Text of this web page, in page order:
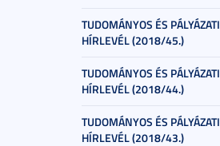
TUDOMÁNYOS ÉS PÁLYÁZATI
HÍRLEVÉL (2018/45.)
TUDOMÁNYOS ÉS PÁLYÁZATI
HÍRLEVÉL (2018/44.)
TUDOMÁNYOS ÉS PÁLYÁZATI
HÍRLEVÉL (2018/43.)